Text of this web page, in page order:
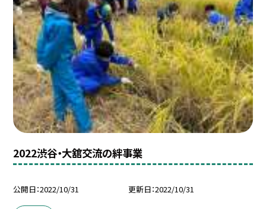
2022渋谷・大舘交流の絆事業
公開日 2022/10/31 更新日 2022/10/31